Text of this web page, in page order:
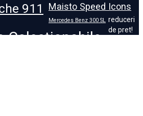
911 Maisto Speed Icons
Mercedes Benz 300 SL
Colecționabile.
reduceri
de pret!